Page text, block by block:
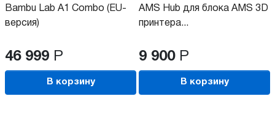
Bambu Lab А1 Combo (EU-
версия)
46 999 Р
В корзину
AMS Hub для блока AMS 3D
принтера...
9 900 Р
В корзину